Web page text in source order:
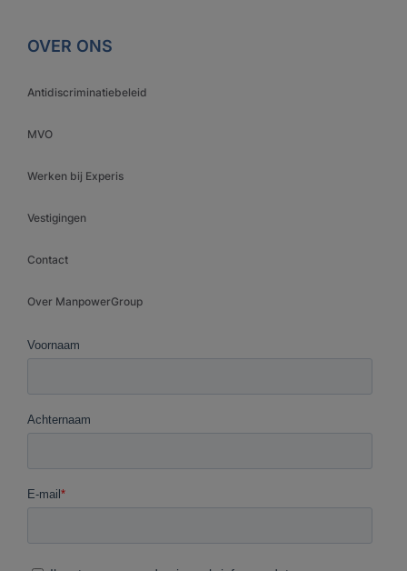
OVER ONS
Antidiscriminatiebeleid
MVO
Werken bij Experis
Vestigingen
Contact
Over ManpowerGroup